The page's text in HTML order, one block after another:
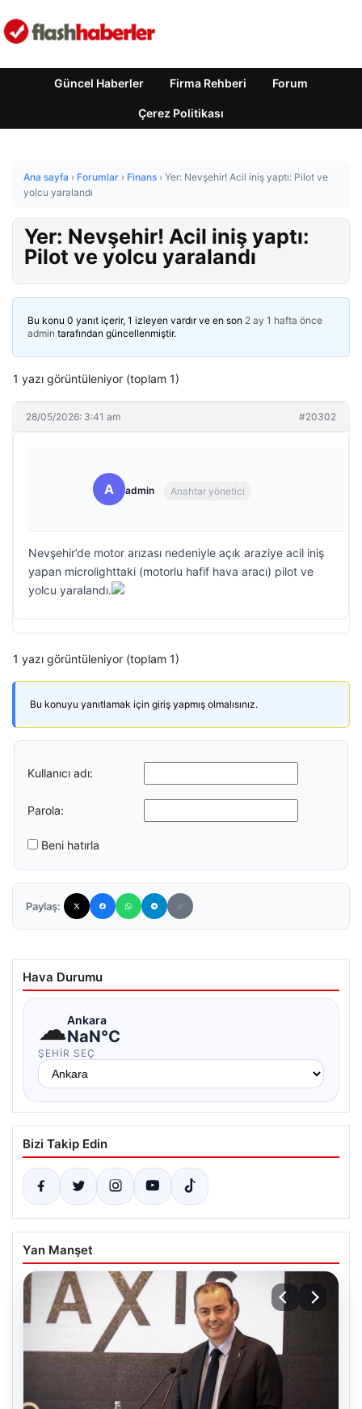
Güncel Haberler Firma Rehberi Forum
Çerez Politikası
Ana sayfa › Forumlar › Finans › Yer: Nevşehir! Acil iniş yaptı: Pilot ve
yolcu yaralandı
Yer: Nevşehir! Acil iniş yaptı:
Pilot ve yolcu yaralandı
Bu konu 0 yanıt içerir, 1 izleyen vardır ve en son 2 ay 1 hafta önce
admin tarafından güncellenmiştir.
1 yazı görüntüleniyor (toplam 1)
28/05/2026: 3:41 am #20302
A admin Anahtar yönetici
Nevşehir’de motor arızası nedeniyle açık araziye acil iniş
yapan microlighttaki (motorlu hafif hava aracı) pilot ve
yolcu yaralandı.
1 yazı görüntüleniyor (toplam 1)
Bu konuyu yanıtlamak için giriş yapmış olmalısınız.
Kullanıcı adı:
Parola:
Beni hatırla
Paylaş:
Hava Durumu
☁Ankara
NaN°C
ŞEHIR SEÇ
Bizi Takip Edin
Yan Manşet